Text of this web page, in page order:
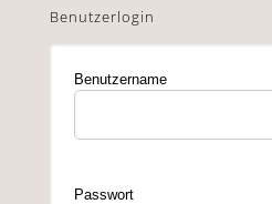
Benutzerlogin
Benutzername
Passwort